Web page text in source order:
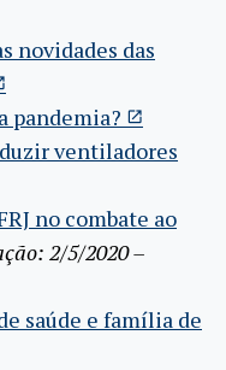
novidades das
pandemia?
ventiladores
no combate ao
2/5/2020 –
saúde e família de